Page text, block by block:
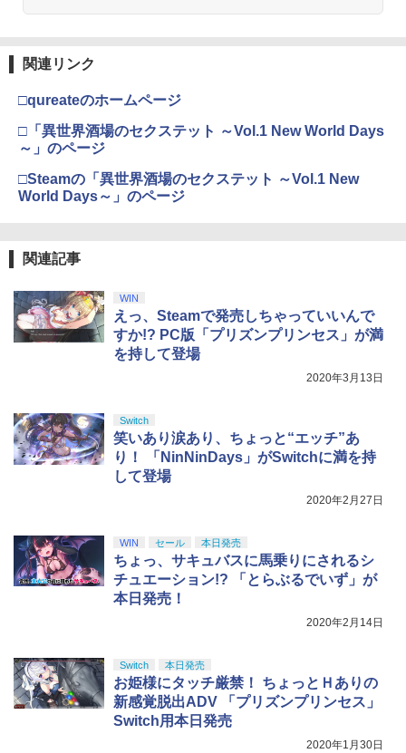
劇場版「鬼滅の刃」無限城編 第一章 猗
窩座再来 通常版 [DVD]
【Amazon.co.jp限定】劇場版モノノ怪
第三章 蛇神 (オリジナル特典:オリジナル
￥9,900
関連リンク
□qureateのホームページ
□「異世界酒場のセクステット ～Vol.1 New World Days
～」のページ
□Steamの「異世界酒場のセクステット ～Vol.1 New
World Days～」のページ
関連記事
WIN
えっ、Steamで発売しちゃっていいんで
すか!? PC版「プリズンプリンセス」が満
を持して登場
2020年3月13日
Switch
笑いあり涙あり、ちょっと“エッチ”あ
り！ 「NinNinDays」がSwitchに満を持
して登場
2020年2月27日
WIN セール 本日発売
ちょっ、サキュバスに馬乗りにされるシ
チュエーション!? 「とらぶるでいず」が
本日発売！
2020年2月14日
Switch 本日発売
お姫様にタッチ厳禁！ ちょっとＨありの
新感覚脱出ADV 「プリズンプリンセス」
Switch用本日発売
2020年1月30日